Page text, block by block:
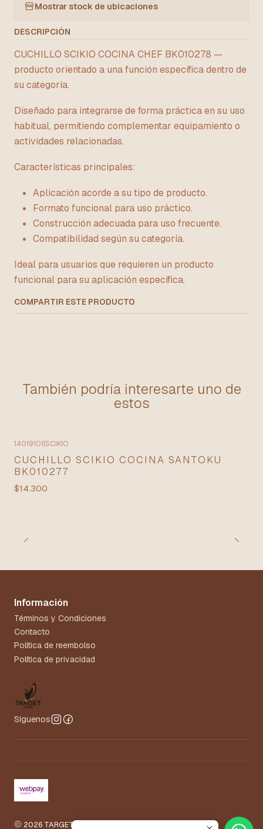
Mostrar stock de ubicaciones
DESCRIPCIÓN
CUCHILLO SCIKIO COCINA CHEF BK010278 —
producto orientado a una función específica dentro de
su categoría.
Diseñado para integrarse de forma práctica en su uso
habitual, permitiendo complementar equipamiento o
actividades relacionadas.
Características principales:
Aplicación acorde a su tipo de producto.
Formato funcional para uso práctico.
Construcción adecuada para uso frecuente.
Compatibilidad según su categoría.
Ideal para usuarios que requieren un producto
funcional para su aplicación específica.
COMPARTIR ESTE PRODUCTO
También podría interesarte uno de
estos
14019101 SCIKIO
CUCHILLO SCIKIO COCINA SANTOKU
BK010277
$14.300
Información
Términos y Condiciones
Contacto
Política de reembolso
Política de privacidad
Síguenos
2026 TARGET.